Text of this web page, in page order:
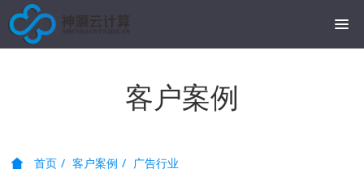
客户案例
首页 客户案例 广告行业